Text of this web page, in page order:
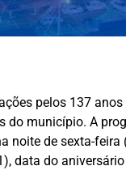
pelos 137
município. A
de sexta-feira
data do